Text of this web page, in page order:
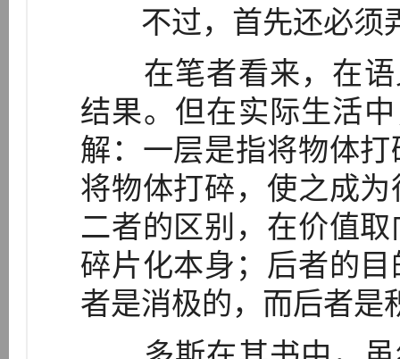
不过，首先还必须弄
在笔者看来，在语
结果。但在实际生活
解：一层是指将物体
将物体打碎，使之成
二者的区别，在价值
碎片化本身；后者的
者是消极的，而后者是